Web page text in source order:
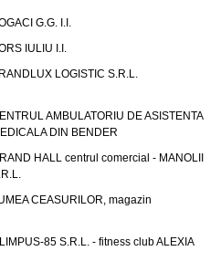
G.G. I.I.
IULIU I.I.
LOGISTIC S.R.L.
AMBULATORIU DE ASISTENTA
DIN BENDER
HALL centrul comercial - MANOLII
CEASURILOR, magazin
85 S.R.L. - fitness club ALEXIA